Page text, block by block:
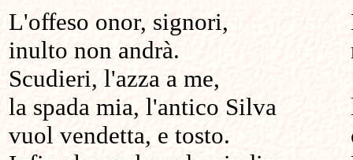
L'offeso onor, signori,
inulto non andrà.
Scudieri, l'azza a me,
la spada mia, l'antico Silva
vuol vendetta, e tosto.